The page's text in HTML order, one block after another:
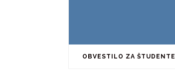
OBVESTILO ZA ŠTUDENTE